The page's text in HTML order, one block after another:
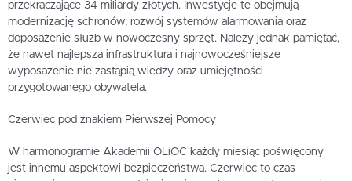
przekraczające 34 miliardy złotych. Inwestycje te obejmują
modernizację schronów, rozwój systemów alarmowania oraz
doposażenie służb w nowoczesny sprzęt. Należy jednak pamiętać,
że nawet najlepsza infrastruktura i najnowocześniejsze
wyposażenie nie zastąpią wiedzy oraz umiejętności
przygotowanego obywatela.
Czerwiec pod znakiem Pierwszej Pomocy
W harmonogramie Akademii OLiOC każdy miesiąc poświęcony
jest innemu aspektowi bezpieczeństwa. Czerwiec to czas